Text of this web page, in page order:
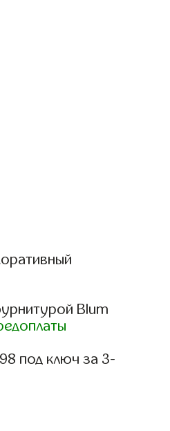
Blum
под ключ за 3-